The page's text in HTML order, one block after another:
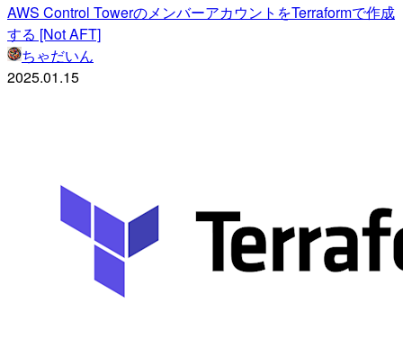
AWS Control TowerのメンバーアカウントをTerraformで作成
する [Not AFT]
ちゃだいん
2025.01.15